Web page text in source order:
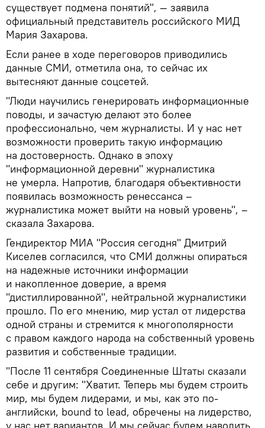
существует подмена понятий", — заявила
официальный представитель российского МИД
Мария Захарова.
Если ранее в ходе переговоров приводились
данные СМИ, отметила она, то сейчас их
вытесняют данные соцсетей.
"Люди научились генерировать информационные
поводы, и зачастую делают это более
профессионально, чем журналисты. И у нас нет
возможности проверить такую информацию
на достоверность. Однако в эпоху
"информационной деревни" журналистика
не умерла. Напротив, благодаря объективности
появилась возможность ренессанса –
журналистика может выйти на новый уровень", –
сказала Захарова.
Гендиректор МИА "Россия сегодня" Дмитрий
Киселев согласился, что СМИ должны опираться
на надежные источники информации
и накопленное доверие, а время
"дистиллированной", нейтральной журналистики
прошло. По его мнению, мир устал от лидерства
одной страны и стремится к многополярности
с правом каждого народа на собственный уровень
развития и собственные традиции.
"После 11 сентября Соединенные Штаты сказали
себе и другим: "Хватит. Теперь мы будем строить
мир, мы будем лидерами, и мы, как это по-
английски, bound to lead, обречены на лидерство,